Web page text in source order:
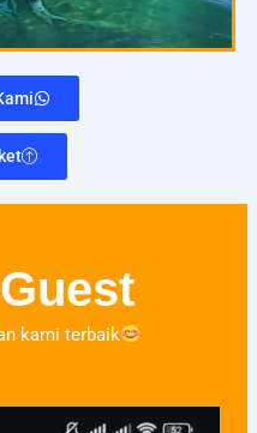
kami terbaik